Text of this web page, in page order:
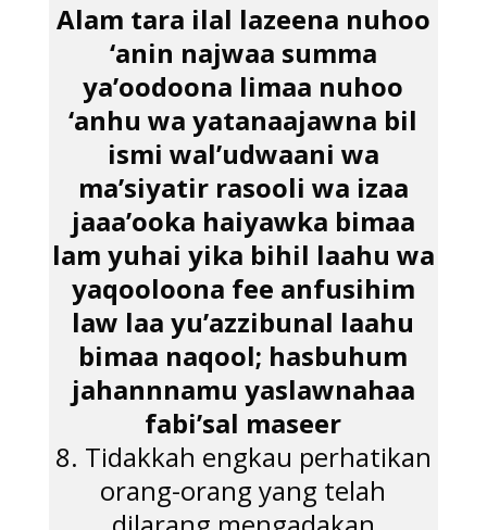
Alam tara ilal lazeena nuhoo
‘anin najwaa summa
ya’oodoona limaa nuhoo
‘anhu wa yatanaajawna bil
ismi wal’udwaani wa
ma’siyatir rasooli wa izaa
jaaa’ooka haiyawka bimaa
lam yuhai yika bihil laahu wa
yaqooloona fee anfusihim
law laa yu’azzibunal laahu
bimaa naqool; hasbuhum
jahannnamu yaslawnahaa
fabi’sal maseer
8. Tidakkah engkau perhatikan
orang-orang yang telah